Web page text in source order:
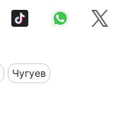
Чугуев